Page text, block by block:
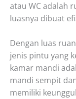
atau WC adalah
luasnya dibuat
Dengan luas
jenis pintu yang
kamar mandi
mandi sempit
memiliki